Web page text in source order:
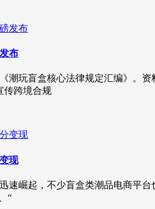
布
潮玩盲盒核心法律规定汇编》。
传跨境合规
现
速崛起，不少盲盒类潮品电商平
“